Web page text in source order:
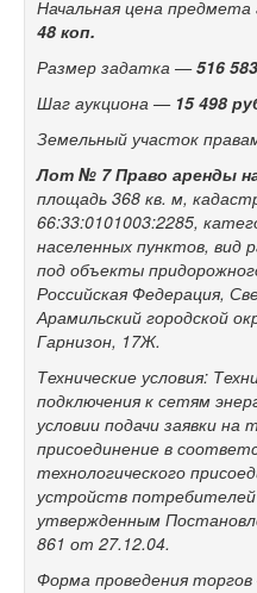
Начальная цена предмета
48 коп.
Размер задатка —516
Шаг аукциона — 15 498
Земельный участок
Лот № 7 Право аренды
площадь 368 кв. м,
66:33:0101003:2285,
населенных пунктов, вид
под объекты
Российская Федерация,
Арамильский городской
Гарнизон, 17Ж.
Технические условия:
подключения к сетям
условии подачи заявки на
присоединение в
технологического
устройств потребителей
утвержденным
861 от 27.12.04.
Форма проведения торгов